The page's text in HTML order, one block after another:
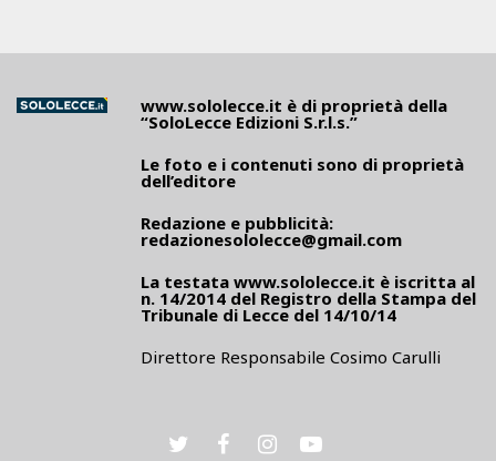
www.sololecce.it è di proprietà della
“SoloLecce Edizioni S.r.l.s.”
Le foto e i contenuti sono di proprietà
dell’editore
Redazione e pubblicità:
redazionesololecce@gmail.com
La testata www.sololecce.it è iscritta al
n. 14/2014 del Registro della Stampa del
Tribunale di Lecce del 14/10/14
Direttore Responsabile Cosimo Carulli